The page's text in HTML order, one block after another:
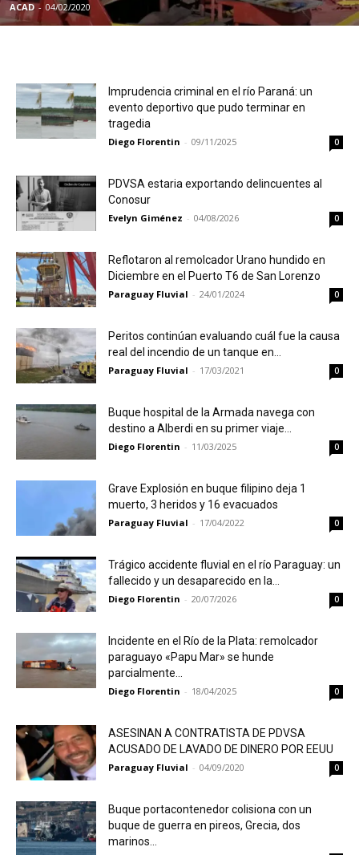
ACAD - 04/02/2020
Imprudencia criminal en el río Paraná: un
evento deportivo que pudo terminar en
tragedia
Diego Florentin - 09/11/2025 0
PDVSA estaria exportando delincuentes al
Conosur
Evelyn Giménez - 04/08/2026 0
Reflotaron al remolcador Urano hundido en
Diciembre en el Puerto T6 de San Lorenzo
Paraguay Fluvial - 24/01/2024 0
Peritos continúan evaluando cuál fue la causa
real del incendio de un tanque en...
Paraguay Fluvial - 17/03/2021 0
Buque hospital de la Armada navega con
destino a Alberdi en su primer viaje...
Diego Florentin - 11/03/2025 0
Grave Explosión en buque filipino deja 1
muerto, 3 heridos y 16 evacuados
Paraguay Fluvial - 17/04/2022 0
Trágico accidente fluvial en el río Paraguay: un
fallecido y un desaparecido en la...
Diego Florentin - 20/07/2026 0
Incidente en el Río de la Plata: remolcador
paraguayo «Papu Mar» se hunde
parcialmente...
Diego Florentin - 18/04/2025 0
ASESINAN A CONTRATISTA DE PDVSA
ACUSADO DE LAVADO DE DINERO POR EEUU
Paraguay Fluvial - 04/09/2020 0
Buque portacontenedor colisiona con un
buque de guerra en pireos, Grecia, dos
marinos...